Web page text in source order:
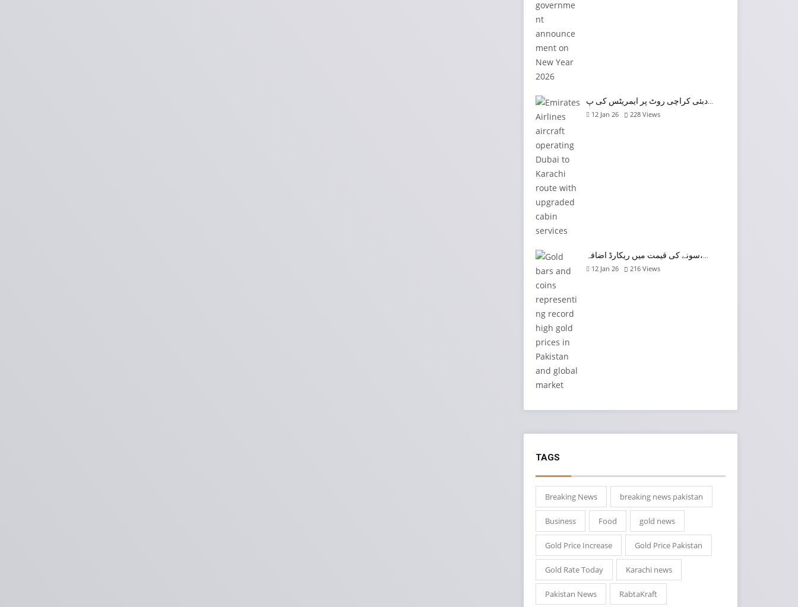
12 Jan 26 228 Views
سونے کی قیمت میں ریکارڈ اضافہ،…
12 Jan 26 216 Views
TAGS
Breaking News breaking news pakistan
Business Food gold news
Gold Price Increase Gold Price Pakistan
Gold Rate Today Karachi news
Pakistan News RabtaKraft